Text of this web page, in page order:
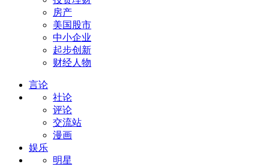
房产
美国股市
中小企业
起步创新
财经人物
言论
社论
评论
交流站
漫画
娱乐
明星